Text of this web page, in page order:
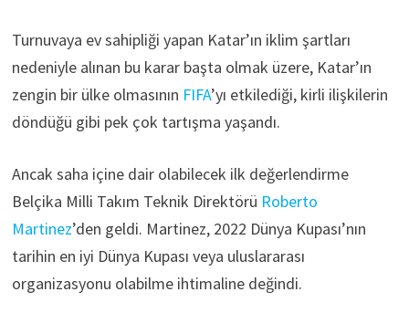
Turnuvaya ev sahipliği yapan Katar’ın iklim şartları
nedeniyle alınan bu karar başta olmak üzere, Katar’ın
zengin bir ülke olmasının FIFA’yı etkilediği, kirli ilişkilerin
döndüğü gibi pek çok tartışma yaşandı.
Ancak saha içine dair olabilecek ilk değerlendirme
Belçika Milli Takım Teknik Direktörü Roberto
Martinez’den geldi. Martinez, 2022 Dünya Kupası’nın
tarihin en iyi Dünya Kupası veya uluslararası
organizasyonu olabilme ihtimaline değindi.